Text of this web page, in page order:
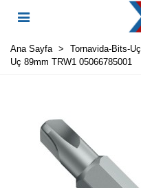
Ana Sayfa > Tornavida-Bits-Uç
Uç 89mm TRW1 05066785001